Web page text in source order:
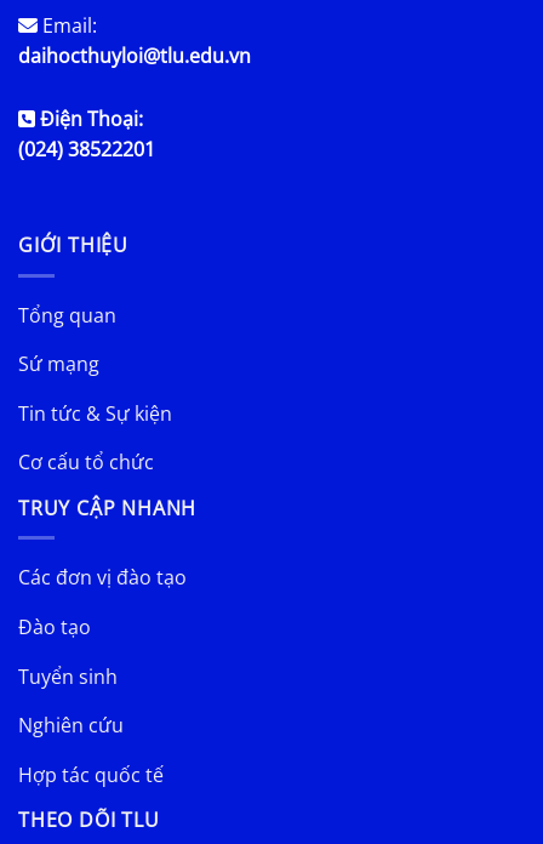
Email:
daihocthuyloi@tlu.edu.vn
Điện Thoại:
(024) 38522201
GIỚI THIỆU
Tổng quan
Sứ mạng
Tin tức & Sự kiện
Cơ cấu tổ chức
TRUY CẬP NHANH
Các đơn vị đào tạo
Đào tạo
Tuyển sinh
Nghiên cứu
Hợp tác quốc tế
THEO DÕI TLU